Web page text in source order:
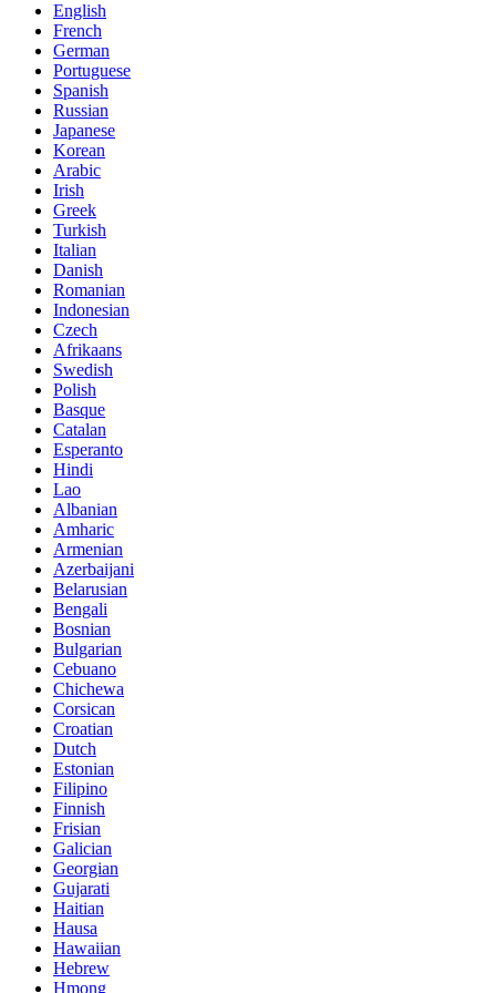
English
French
German
Portuguese
Spanish
Russian
Japanese
Korean
Arabic
Irish
Greek
Turkish
Italian
Danish
Romanian
Indonesian
Czech
Afrikaans
Swedish
Polish
Basque
Catalan
Esperanto
Hindi
Lao
Albanian
Amharic
Armenian
Azerbaijani
Belarusian
Bengali
Bosnian
Bulgarian
Cebuano
Chichewa
Corsican
Croatian
Dutch
Estonian
Filipino
Finnish
Frisian
Galician
Georgian
Gujarati
Haitian
Hausa
Hawaiian
Hebrew
Hmong